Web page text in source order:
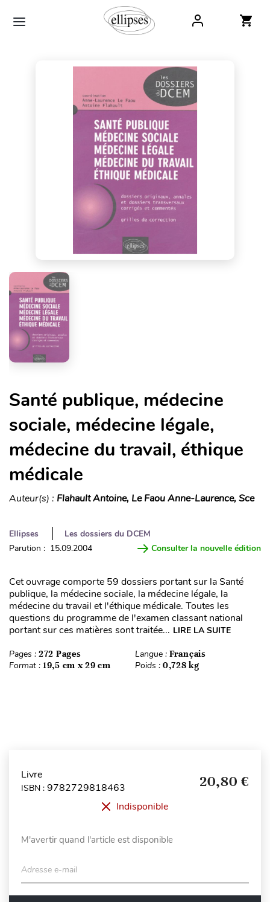
Santé publique, médecine
sociale, médecine légale,
médecine du travail, éthique
médicale
Auteur(s) : Flahault Antoine, Le Faou Anne-Laurence, Sce
Ellipses
Les dossiers du DCEM
Parution : 15.09.2004
Consulter la nouvelle édition
Cet ouvrage comporte 59 dossiers portant sur la Santé
publique, la médecine sociale, la médecine légale, la
médecine du travail et l'éthique médicale. Toutes les
questions du programme de l'examen classant national
portant sur ces matières sont traitée... LIRE LA SUITE
Pages : 272 Pages Langue : Français
Format : 19,5 cm x 29 cm Poids : 0,728 kg
Livre
ISBN : 9782729818463 20,80 €
Indisponible
M'avertir quand l'article est disponible
Adresse e-mail